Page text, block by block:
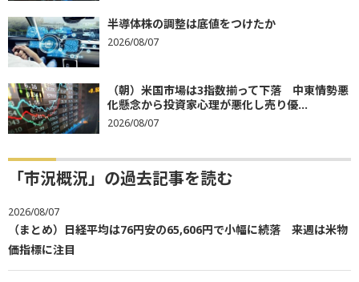
半導体株の調整は底値をつけたか
2026/08/07
（朝）米国市場は3指数揃って下落 中東情勢悪
化懸念から投資家心理が悪化し売り優...
2026/08/07
「市況概況」の過去記事を読む
2026/08/07
（まとめ）日経平均は76円安の65,606円で小幅に続落 来週は米物
価指標に注目